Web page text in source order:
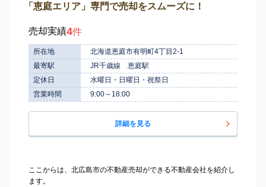
「恵庭エリア」専門で売却をスムーズに！
売却実績4件
所在地
北海道恵庭市有明町4丁目2-1
最寄駅
JR千歳線 恵庭駅
定休日
水曜日・日曜日・祝祭日
営業時間
9:00～18:00
詳細を見る
ここからは、北広島市の不動産売却ができる不動産会社を紹介し
ます。